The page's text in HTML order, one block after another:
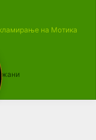
на Мотика